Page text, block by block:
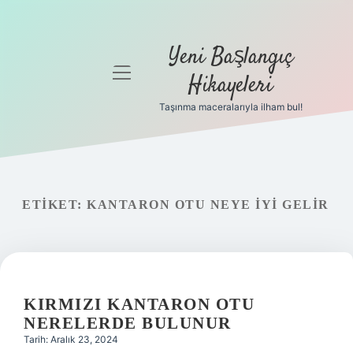
Gizlilik
Yasal Uyarı
Hakkımızda
menüyü
Yeni Başlangıç
Hikayeleri
Taşınma maceralarıyla ilham bul!
ETIKET: KANTARON OTU NEYE IYI GELIR
KIRMIZI KANTARON OTU
NERELERDE BULUNUR
Tarih: Aralık 23, 2024